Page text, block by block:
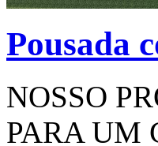
Pousada
NOSSO
PARA UM